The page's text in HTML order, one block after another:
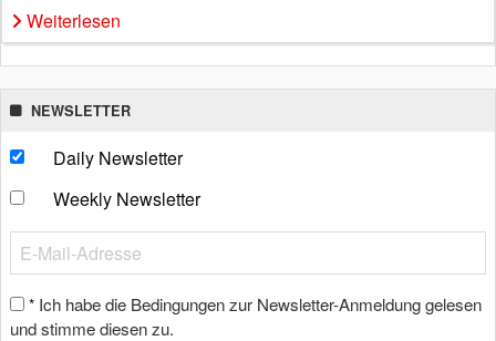
Weiterlesen
NEWSLETTER
Daily Newsletter
Weekly Newsletter
* Ich habe die Bedingungen zur Newsletter-Anmeldung gelesen
und stimme diesen zu.